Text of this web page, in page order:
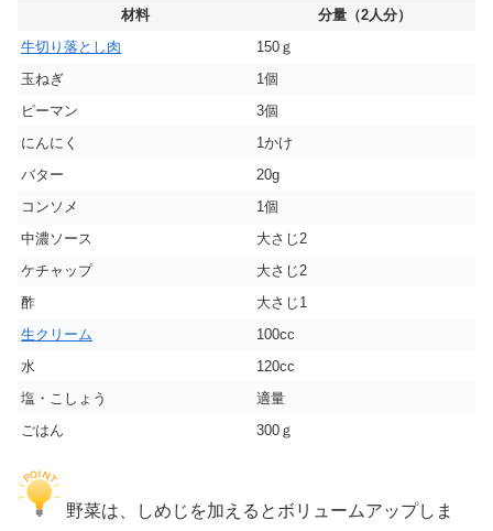
材料
分量（2人分）
牛切り落とし肉
150ｇ
玉ねぎ
1個
ピーマン
3個
にんにく
1かけ
バター
20g
コンソメ
1個
中濃ソース
大さじ2
ケチャップ
大さじ2
酢
大さじ1
生クリーム
100cc
水
120cc
塩・こしょう
適量
ごはん
300ｇ
野菜は、しめじを加えるとボリュームアップしま